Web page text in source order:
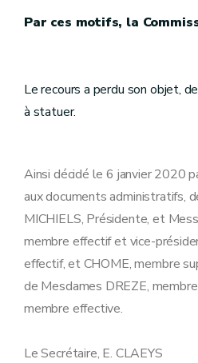
Par ces motifs, la
Le recours a perdu son objet,
à statuer.
Ainsi décidé le 6 janvier 2020
aux documents administratifs,
MICHIELS, Présidente, et
membre effectif et vice-
effectif, et CHOME, membre
de Mesdames DREZE,
membre effective.
Le Secrétaire, E. CLAEYS